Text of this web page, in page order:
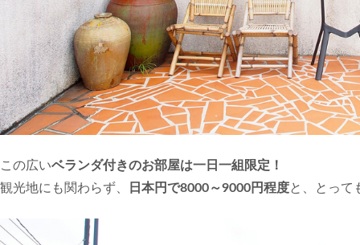
この広いベランダ付きのお部屋は一日一組限定！
観光地にも関わらず、
日本円で8000～9000円程度と、とって